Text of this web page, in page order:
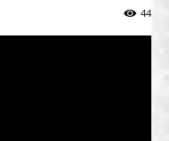
44